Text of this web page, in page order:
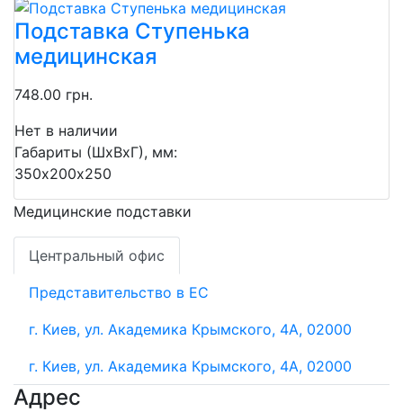
Подставка Ступенька
медицинская
748.00 грн.
Нет в наличии
Габариты (ШхВхГ), мм:
350х200х250
Медицинские подставки
Центральный офис
Представительство в ЕС
г. Киев, ул. Академика Крымского, 4А, 02000
г. Киев, ул. Академика Крымского, 4А, 02000
Адрес